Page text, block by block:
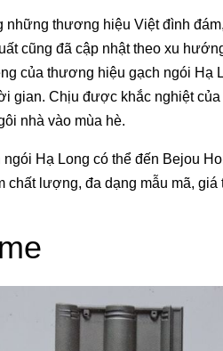
những thương hiệu Việt đình
cũng đã cập nhật theo xu
của thương hiệu gạch ngói Hạ
gian. Chịu được khắc nghiệt
nhà vào mùa hè.
Hạ Long có thể đến Bejou
chất lượng, đa dạng mẫu mã, giá